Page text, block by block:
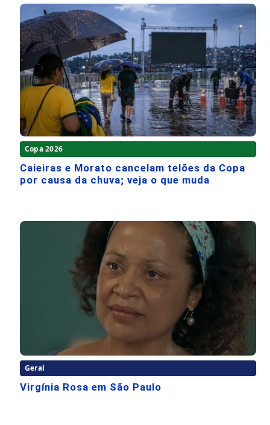
Copa 2026
Caieiras e Morato cancelam telões da Copa
por causa da chuva; veja o que muda
Geral
Virgínia Rosa em São Paulo